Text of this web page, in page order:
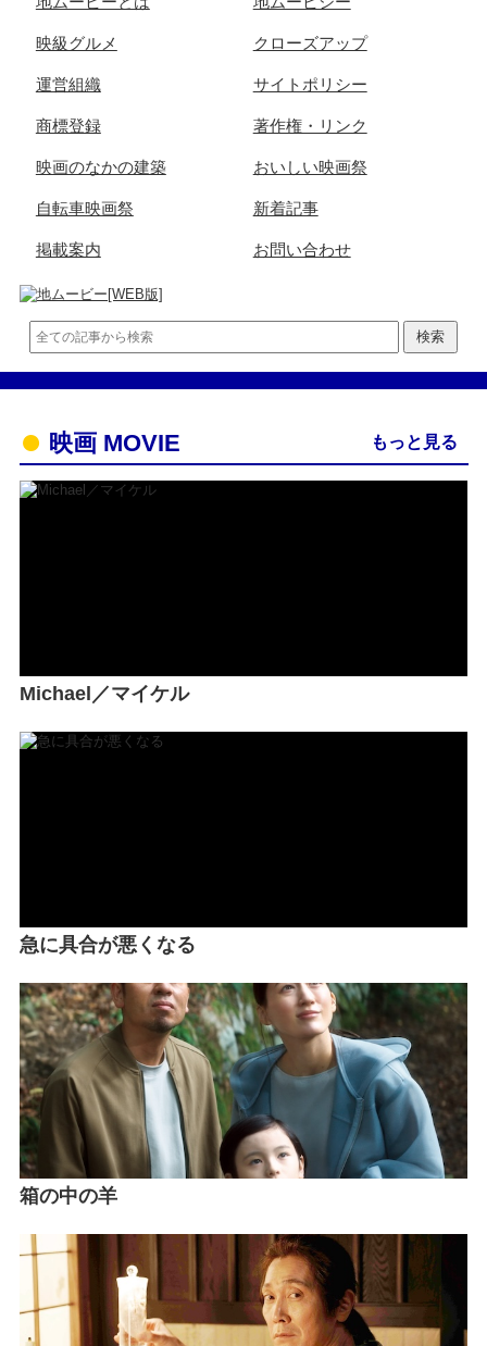
映級グルメ クローズアップ
運営組織 サイトポリシー
商標登録 著作権・リンク
映画のなかの建築 おいしい映画祭
自転車映画祭 新着記事
掲載案内 お問い合わせ
映画 MOVIE もっと見る
Michael／マイケル
急に具合が悪くなる
箱の中の羊